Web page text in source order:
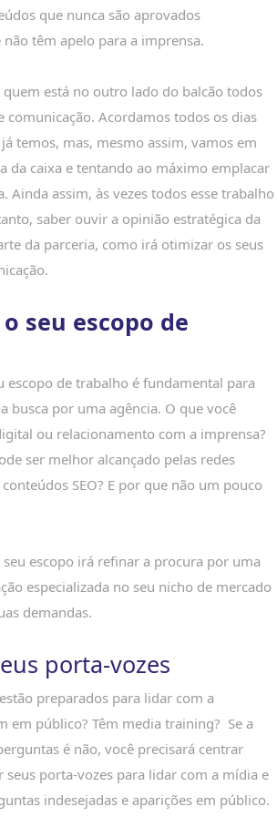
que nunca são aprovados
têm apelo para a imprensa.
quem está no outro lado do balcão todos
comunicação. Acordamos todos os dias
já temos, mas, mesmo assim, vamos em
da caixa e tentando ao máximo emplacar
Ainda assim, às vezes todos esse trabalho
saber ouvir a opinião estratégica da
da parceria, como irá otimizar os seus
seu escopo de
escopo de trabalho é fundamental para
busca por uma agência. O que você
ou relacionamento com a imprensa?
ser melhor alcançado pelas redes
SEO? E por que não um pouco
escopo irá refinar a procura por uma
especializada no seu nicho de mercado
demandas.
porta-vozes
preparados para lidar com a
em público? Têm media training? Se a
é não, você precisará centrar
seus porta-vozes para lidar com a mídia e
indesejadas e aparições em público.